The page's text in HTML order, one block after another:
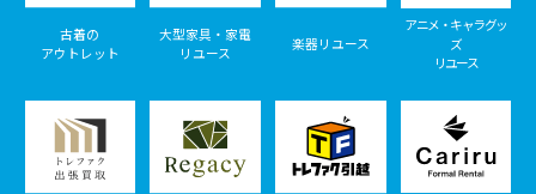
古着の
アウトレット
大型家具・家電
リユース
楽器リユース
アニメ・キャラグッ
ズ
リユース